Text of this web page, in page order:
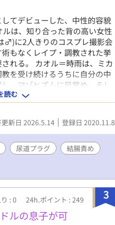
てデビューした、中性的容貌
は、知り合った背の高い女性
♂)に2人きりのコスプレ撮影会
もなくレイプ・調教された挙
れる。 カオル＝時雨は、ミカ
を受け続けるうちに自分の中
、マゾヒズムに目覚め、そし
、2人だけの壊れた愛を育んで
ドなレイプ、調教の描写多め
のおかしい）ハッピーエンド
レイプ・調教表現が苦手な方
Picrewの「無題のおんなの
picrew.me/share?
かったけれど 夕立
読む
更新日 2026.5.14 登録日 2020.11.8
尿道プラグ
結腸責め
3
: 0 24h.ポイント : 249
ルの息子が可